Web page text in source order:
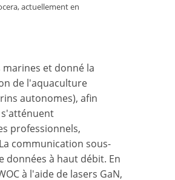
actuellement en
et donné la
de l'aquaculture
autonomes), afin
professionnels,
communication sous-
à haut débit. En
à l'aide de lasers GaN,